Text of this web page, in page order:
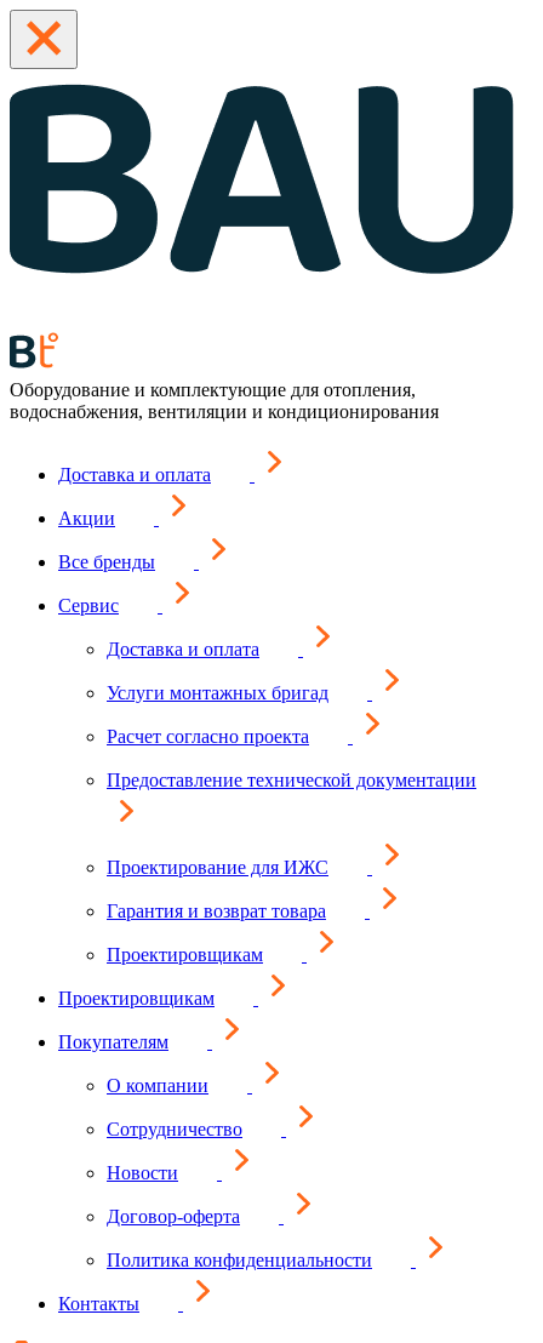
Оборудование и комплектующие для отопления,
водоснабжения, вентиляции и кондиционирования
Доставка и оплата
Акции
Все бренды
Сервис
Доставка и оплата
Услуги монтажных бригад
Расчет согласно проекта
Предоставление технической документации
Проектирование для ИЖС
Гарантия и возврат товара
Проектировщикам
Проектировщикам
Покупателям
О компании
Сотрудничество
Новости
Договор-оферта
Политика конфиденциальности
Контакты